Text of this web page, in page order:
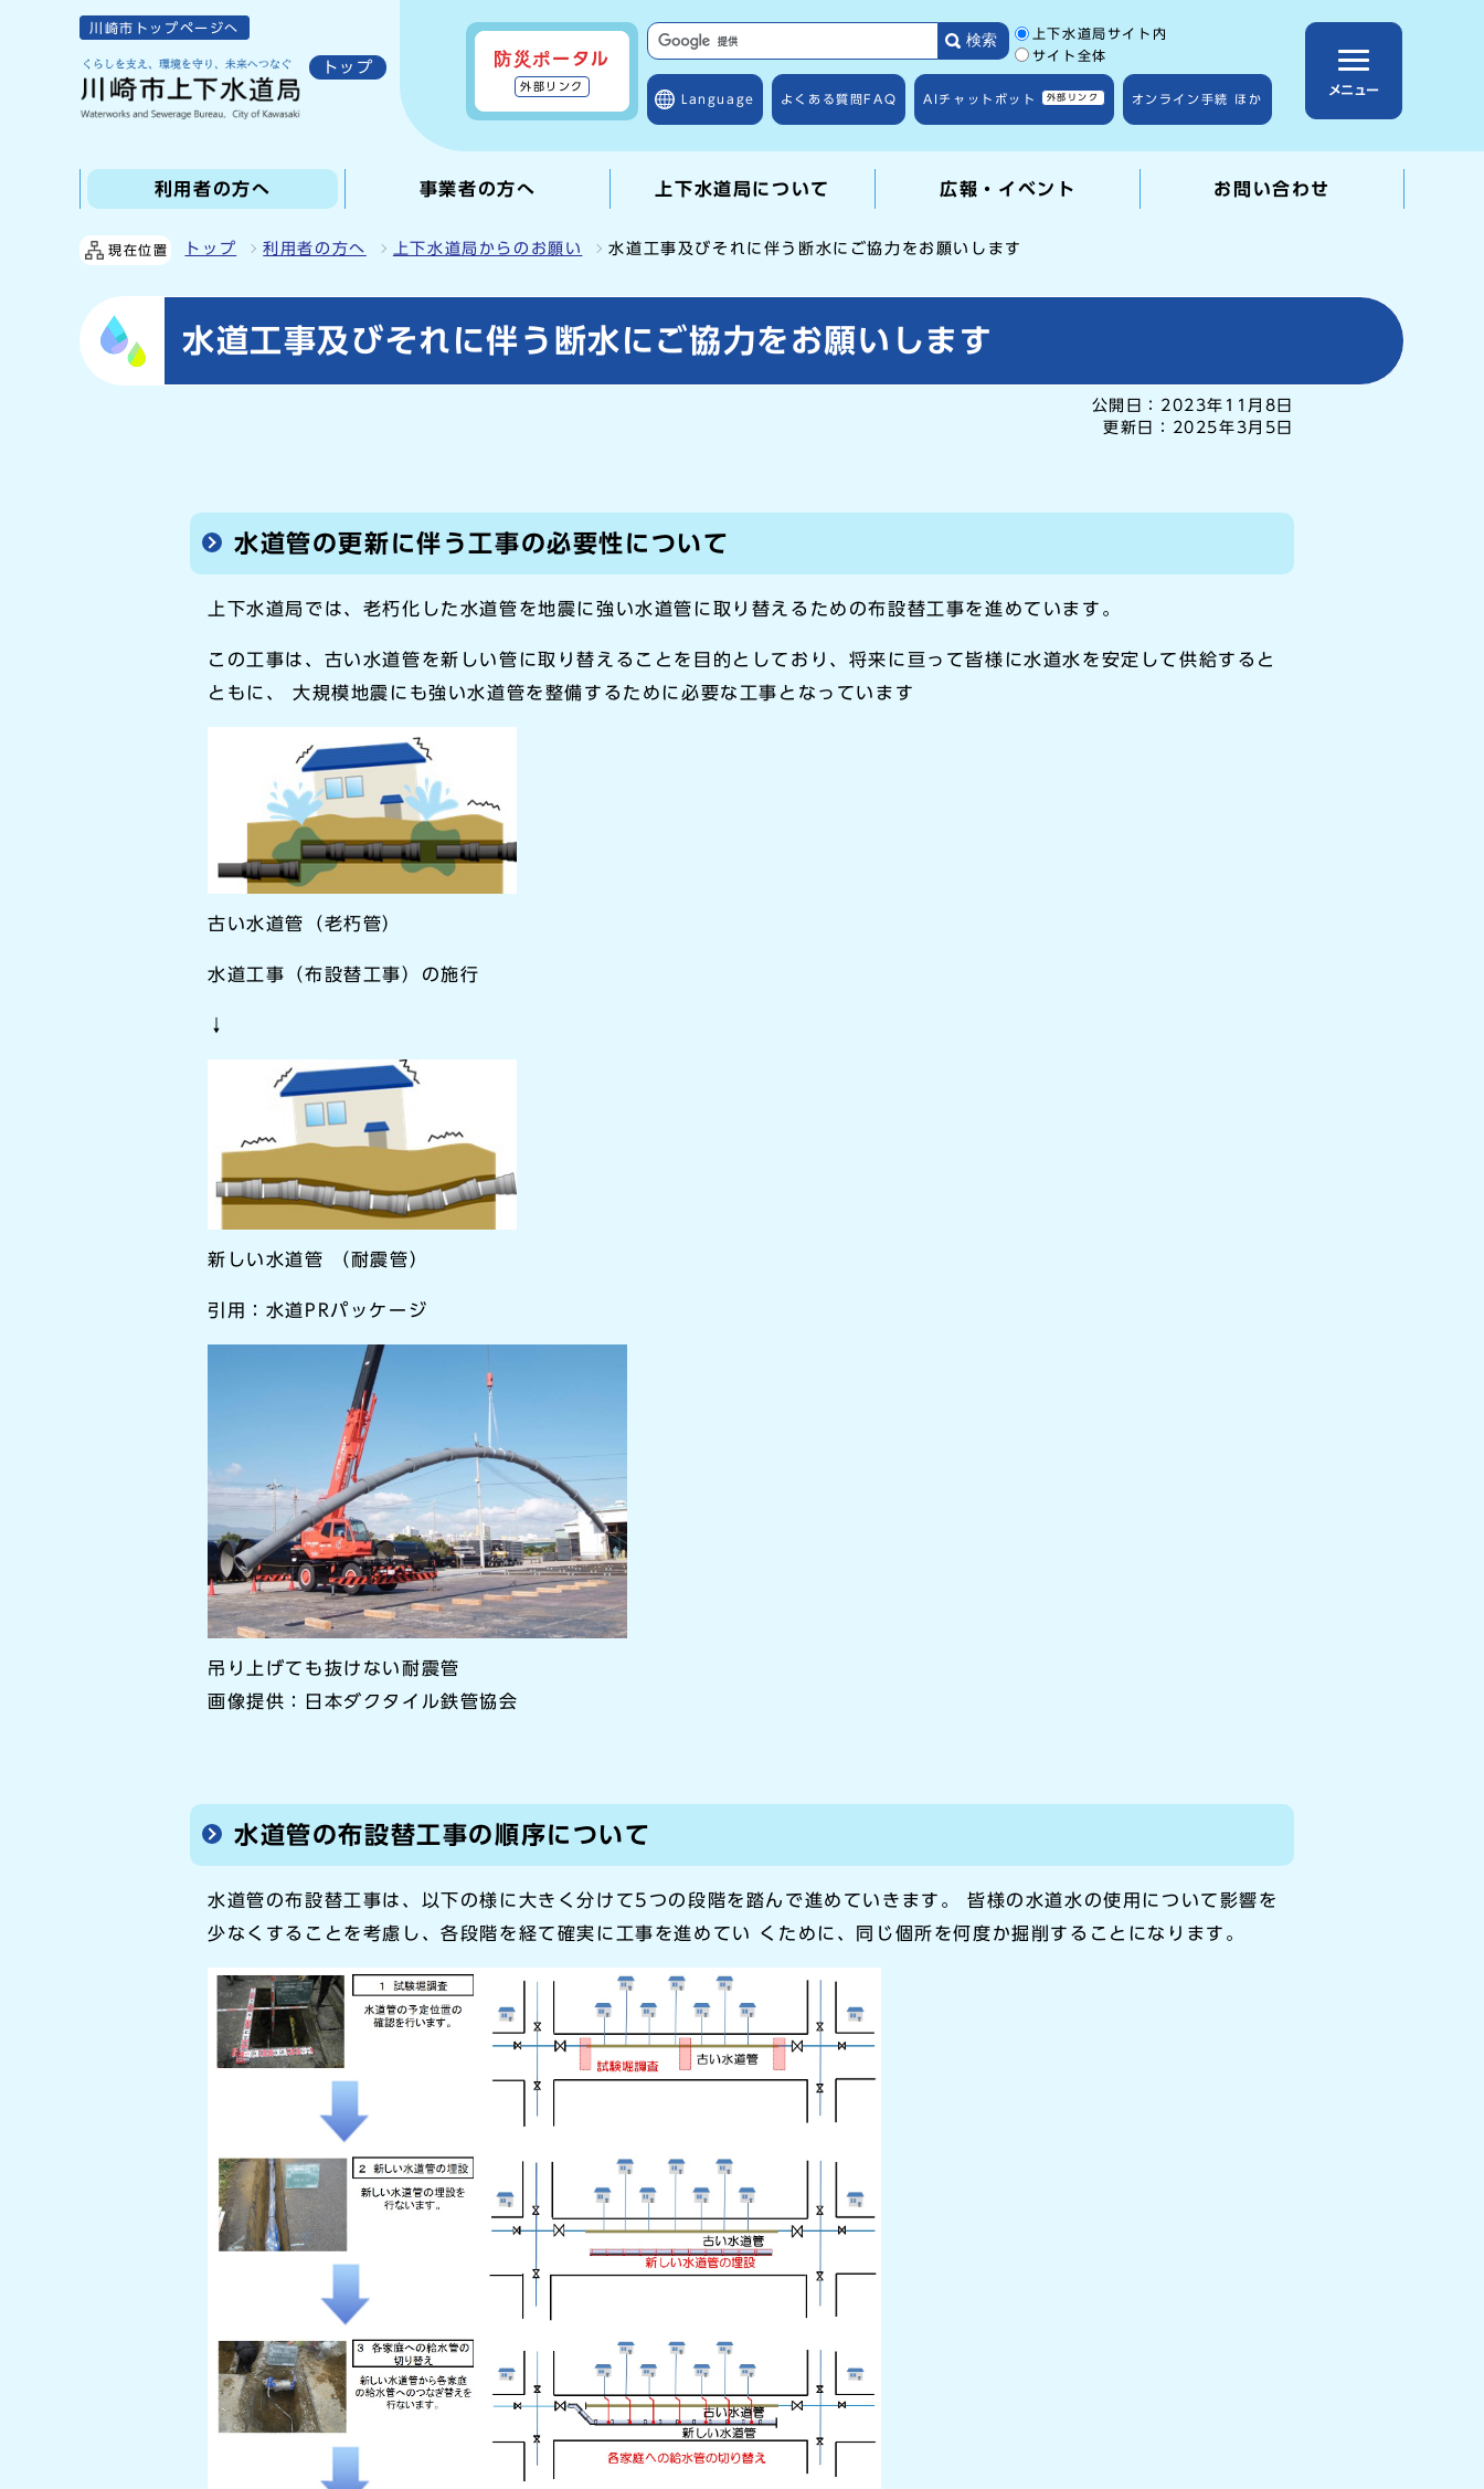
川崎市トップページへ
トップ 防災ポータル
外部リンク
検索 サイト内検索の範囲
上下水道局サイト内
サイト全体
Language よくある質問 FAQ AIチャットボット 外部リンク オンライン手続 ほか
メニュー
利用者の方へ 事業者の方へ 上下水道局について 広報・イベント お問い合わせ
現在位置 トップ 利用者の方へ 上下水道局からのお願い 水道工事及びそれに伴う断水にご協力をお願いします
水道工事及びそれに伴う断水にご協力をお願いします
公開日： 2023年11月8日
更新日：
2025年3月5日
水道管の更新に伴う工事の必要性について
上下水道局では、老朽化した水道管を地震に強い水道管に取り替えるための布設替工事を進めています。
この工事は、古い水道管を新しい管に取り替えることを目的としており、将来に亘って皆様に水道水を安定して供給すると
ともに、 大規模地震にも強い水道管を整備するために必要な工事となっています
古い水道管（老朽管）
水道工事（布設替工事）の施行
↓
新しい水道管 （耐震管）
引用：水道PRパッケージ
吊り上げても抜けない耐震管
画像提供：日本ダクタイル鉄管協会
水道管の布設替工事の順序について
水道管の布設替工事は、以下の様に大きく分けて5つの段階を踏んで進めていきます。 皆様の水道水の使用について影響を
少なくすることを考慮し、各段階を経て確実に工事を進めてい くために、同じ個所を何度か掘削することになります。